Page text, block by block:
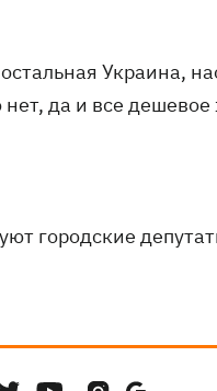
Украина,
да и все
городские